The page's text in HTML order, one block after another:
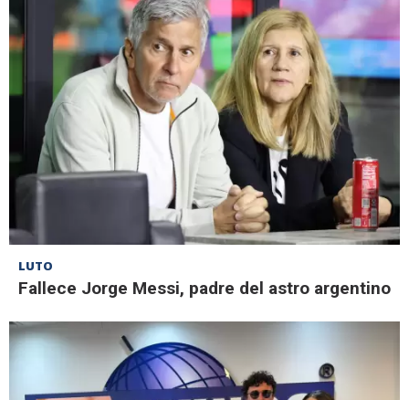
LUTO
Fallece Jorge Messi, padre del astro argentino